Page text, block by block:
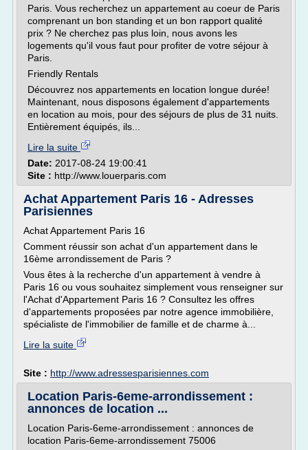
Paris. Vous recherchez un appartement au coeur de Paris
comprenant un bon standing et un bon rapport qualité
prix ? Ne cherchez pas plus loin, nous avons les
logements qu'il vous faut pour profiter de votre séjour à
Paris.
Friendly Rentals
Découvrez nos appartements en location longue durée!
Maintenant, nous disposons également d'appartements
en location au mois, pour des séjours de plus de 31 nuits.
Entièrement équipés, ils...
Lire la suite
Date: 2017-08-24 19:00:41
Site : http://www.louerparis.com
Achat Appartement Paris 16 - Adresses
Parisiennes
Achat Appartement Paris 16
Comment réussir son achat d'un appartement dans le
16ème arrondissement de Paris ?
Vous êtes à la recherche d'un appartement à vendre à
Paris 16 ou vous souhaitez simplement vous renseigner sur
l'Achat d'Appartement Paris 16 ? Consultez les offres
d'appartements proposées par notre agence immobilière,
spécialiste de l'immobilier de famille et de charme à...
Lire la suite
Site : http://www.adressesparisiennes.com
Location Paris-6eme-arrondissement :
annonces de location ...
Location Paris-6eme-arrondissement : annonces de
location Paris-6eme-arrondissement 75006